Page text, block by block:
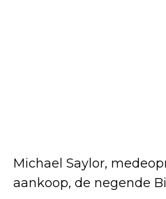
Michael Saylor,
aankoop, de negende